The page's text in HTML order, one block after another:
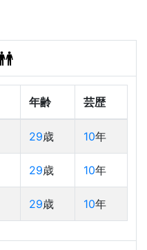
年齢 芸歴
29歳 10年
29歳 10年
29歳 10年